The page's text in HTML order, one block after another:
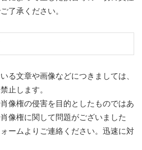
了承ください。
る文章や画像などにつきましては、
止します。
像権の侵害を目的としたものではあ
像権に関して問題がございました
ームよりご連絡ください。迅速に対